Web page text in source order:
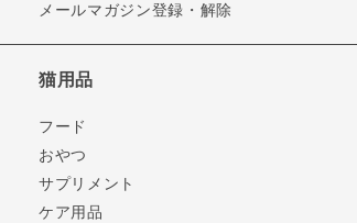
メールマガジン登録・解除
猫用品
フード
おやつ
サプリメント
ケア用品